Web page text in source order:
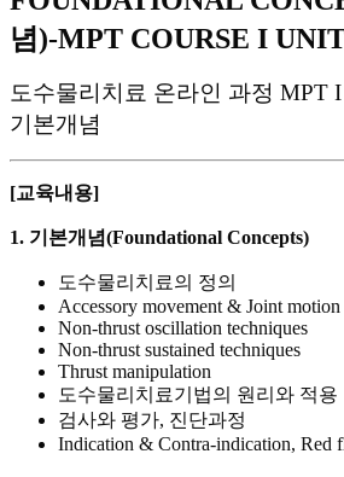
념)-MPT COURSE I
도수물리치료 온라인 과정 MPT
기본개념
[교육내용]
1. 기본개념(Foundational Concepts)
도수물리치료의 정의
Accessory movement & Joint motion
Non-thrust oscillation techniques
Non-thrust sustained techniques
Thrust manipulation
도수물리치료기법의 원리와 적용
검사와 평가, 진단과정
Indication & Contra-indication, Red